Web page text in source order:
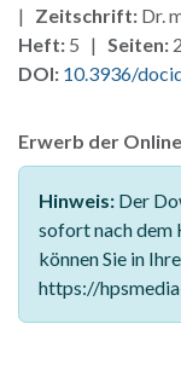
| Zeitschrift: Dr.
Heft: 5 | Seiten:
DOI: 10.3936/
Erwerb der
Hinweis: Der
sofort nach dem
können Sie in
https://